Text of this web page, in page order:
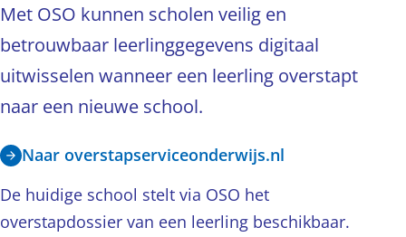
Met OSO kunnen scholen veilig en
betrouwbaar leerlinggegevens digitaal
uitwisselen wanneer een leerling overstapt
naar een nieuwe school.
Naar overstapserviceonderwijs.nl
De huidige school stelt via OSO het
overstapdossier van een leerling beschikbaar.